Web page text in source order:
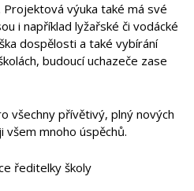
Projektová výuka také má své
i například lyžařské či vodácké
dospělosti a také vybírání
budoucí uchazeče zase
všechny přívětivý, plný nových
všem mnoho úspěchů.
ředitelky školy